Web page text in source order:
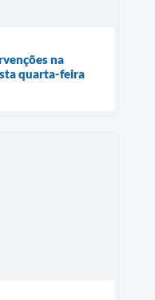
na
quarta-feira